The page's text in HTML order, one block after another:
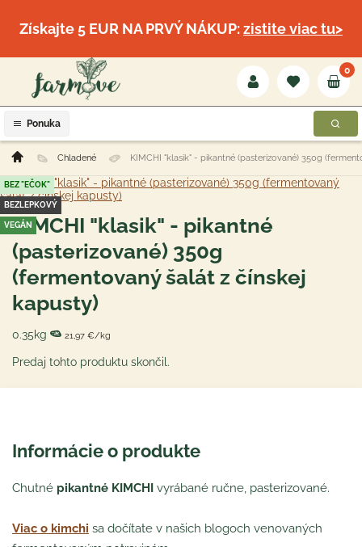
Získajte 5 EUR NA PRVÝ NÁKUP:zistite viac tu>
Ponuka
0
Chladené KIMCHI "klasik" - pikantné (pasterizované) 350g
BEZ "EČOK"
BEZLEPKOVÝ
VEGÁN
KIMCHI "klasik" - pikantné
(pasterizované) 350g
(fermentovaný šalát z čínskej
kapusty)
0.35kg 21,97 €/kg
Predaj tohto produktu skončil.
Informácie o produkte
Chutné pikantné KIMCHI vyrábané ručne, pasterizované.
Viac o kimchi sa dočítate v našich blogoch venovaných